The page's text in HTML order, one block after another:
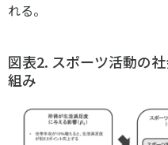
れる。
図表2. スポーツ活動の
組み